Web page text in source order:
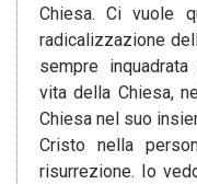
Chiesa. Ci vuole
radicalizzazione
sempre
vita della Chiesa,
Chiesa nel suo
Cristo nella
risurrezione. Io